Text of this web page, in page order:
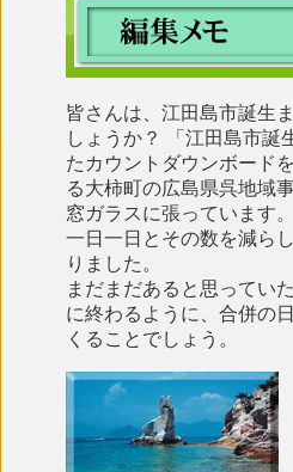
皆さんは、江田島市誕生
しょうか？ 「江田島市誕
たカウントダウンボード
る大柿町の広島県呉地域
窓ガラスに張っています
一日一日とその数を減ら
りました。
まだまだあると思ってい
に終わるように、合併の
くることでしょう。